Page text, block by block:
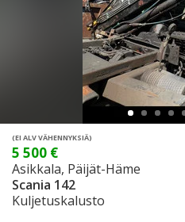
(EI ALV VÄHENNYKSIÄ)
5 500 €
Asikkala, Päijät-Häme
Scania 142
Kuljetuskalusto